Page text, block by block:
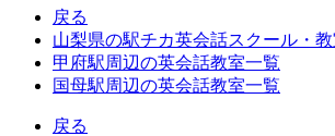
戻る
山梨県の駅チカ英会話スクール・
甲府駅周辺の英会話教室一覧
国母駅周辺の英会話教室一覧
戻る